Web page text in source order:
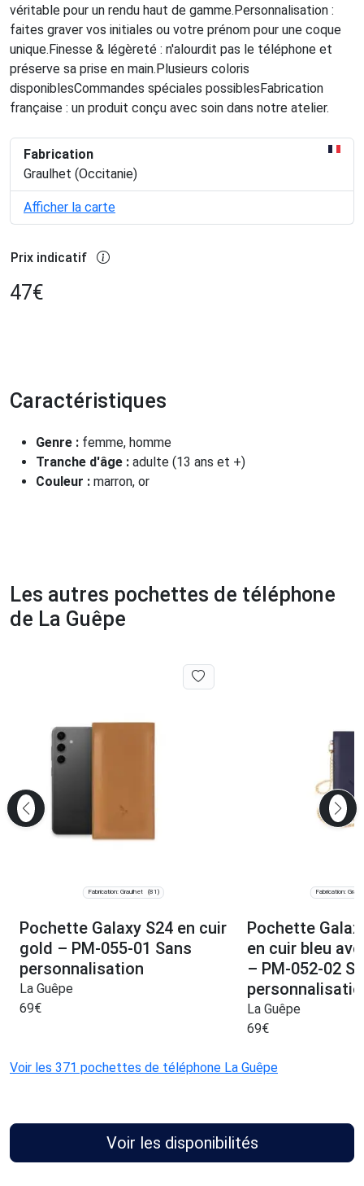
véritable pour un rendu haut de gamme.Personnalisation :
faites graver vos initiales ou votre prénom pour une coque
unique.Finesse & légèreté : n'alourdit pas le téléphone et
préserve sa prise en main.Plusieurs coloris
disponiblesCommandes spéciales possiblesFabrication
française : un produit conçu avec soin dans notre atelier.
Fabrication
Graulhet (Occitanie)
Afficher la carte
Prix indicatif
47€
Caractéristiques
Genre : femme, homme
Tranche d'âge : adulte (13 ans et +)
Couleur : marron, or
Les autres pochettes de téléphone
de La Guêpe
Fabrication: Graulhet (81)
Pochette Galaxy S24 en cuir
gold – PM-055-01 Sans
personnalisation
La Guêpe
69€
Fabrication:
Pochette
en cuir bleu
– PM-052-02
La Guêpe
69€
Voir les 371 pochettes de téléphone La Guêpe
Voir les disponibilités